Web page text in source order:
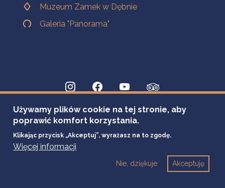
Muzeum Zamek w Dębnie
Galeria "Panorama"
Używamy plików cookie na tej stronie, aby
poprawić komfort korzystania.
Klikając przycisk „Akceptuj”, wyrażasz na to zgodę.
Więcej informacji
Akceptuję
Nie, dziękuje